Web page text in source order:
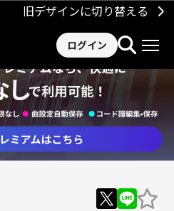
旧デザインに切り替える
ログイン